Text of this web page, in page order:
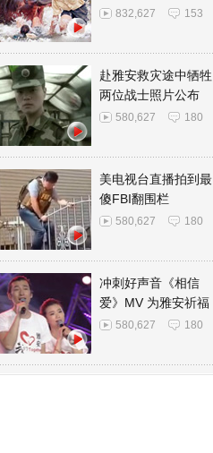
832,627 153
赴雅安救灾途中牺牲
两位战士照片公布
580,627 180
美电视台直播拍到最
傻FBI翻围栏
580,627 180
冲刺好声音《相信
爱》MV 为雅安祈福
580,627 180